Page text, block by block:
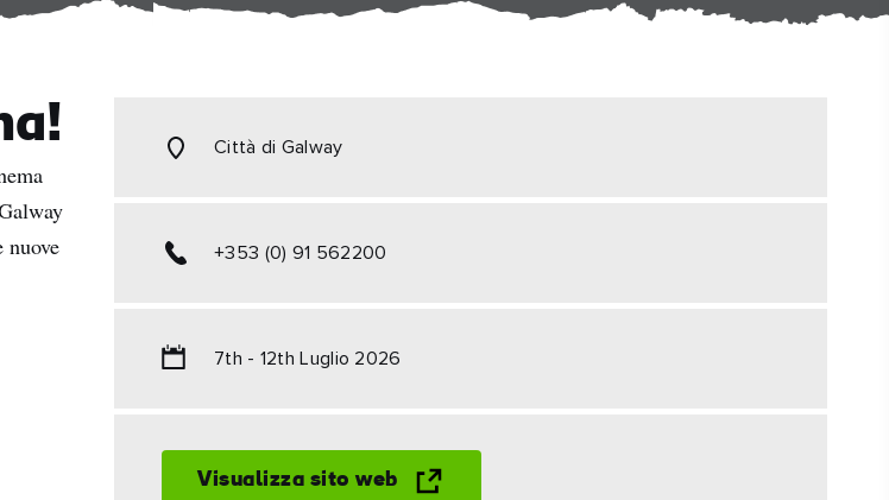
misura per te.
nuove
Città di Galway
+353 (0) 91 562200
7th - 12th Luglio 2026
Visualizza sito web